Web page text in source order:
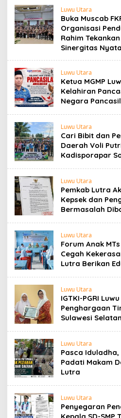
Luwu Utara
Buka Muscab
Organisasi
Rahim
Sinergitas Nyata
Luwu Utara
Ketua MGMP
Kelahiran
Negara
Luwu Utara
Cari Bibit dan
Daerah Voli
Kadisporapar
Luwu Utara
Pemkab Lutra
Kepsek dan
Bermasalah
Luwu Utara
Forum Anak
Cegah
Lutra Berikan
Luwu Utara
IGTKI-PGRI
Penghargaan
Sulawesi
Luwu Utara
Pasca
Padati Makam
Lutra
Luwu Utara
Penyegaran